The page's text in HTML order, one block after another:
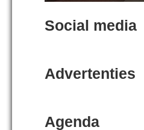
Social media
Advertenties
Agenda